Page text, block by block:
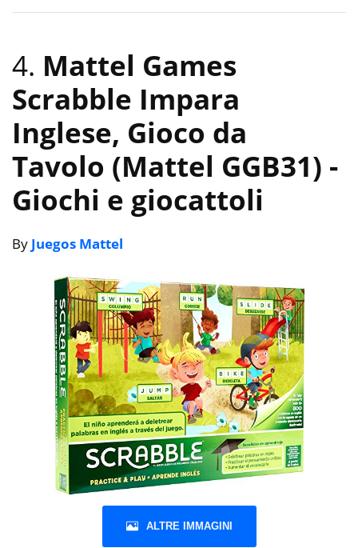
4. Mattel Games
Scrabble Impara
Inglese, Gioco da
Tavolo (Mattel GGB31) -
Giochi e giocattoli
By Juegos Mattel
ALTRE IMMAGINI